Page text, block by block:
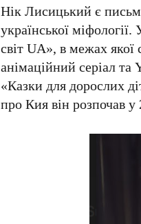
Нік Лисицькийє
української
світ UA», в межах якої
анімаційний серіал
«Казки для дорослих
про Кия він розпочав у